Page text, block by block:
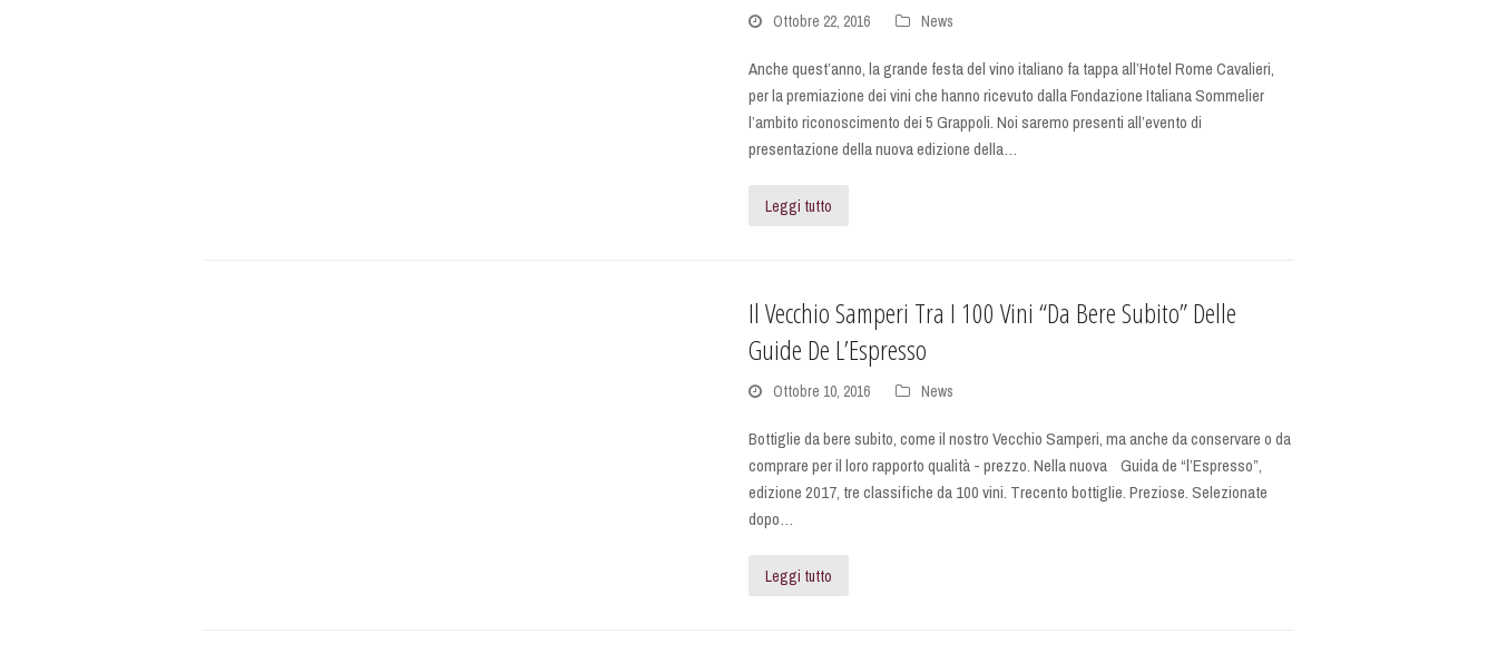
Ottobre 22, 2016 News
Anche quest’anno, la grande festa del vino italiano fa tappa all’Hotel Rome Cavalieri,
per la premiazione dei vini che hanno ricevuto dalla Fondazione Italiana Sommelier
l’ambito riconoscimento dei 5 Grappoli. Noi saremo presenti all’evento di
presentazione della nuova edizione della…
Leggi tutto
Il Vecchio Samperi Tra I 100 Vini “da Bere Subito” Delle
Guide De L’Espresso
Ottobre 10, 2016 News
Bottiglie da bere subito, come il nostro Vecchio Samperi, ma anche da conservare o da
comprare per il loro rapporto qualità - prezzo. Nella nuova Guida de “l’Espresso”,
edizione 2017, tre classifiche da 100 vini. Trecento bottiglie. Preziose. Selezionate
dopo…
Leggi tutto